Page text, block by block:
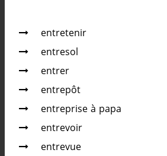
entretenir
entresol
entrer
entrepôt
entreprise à papa
entrevoir
entrevue